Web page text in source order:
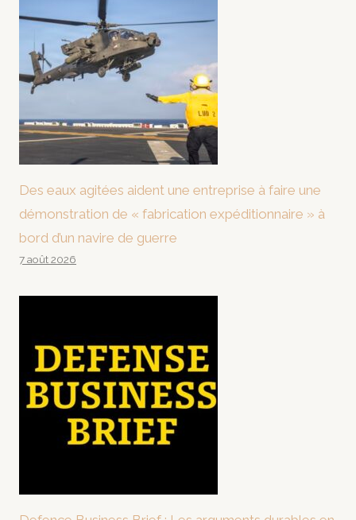
Des eaux agitées aident une entreprise à faire une
démonstration de « fabrication expéditionnaire » à
bord d’un navire de guerre
7 août 2026